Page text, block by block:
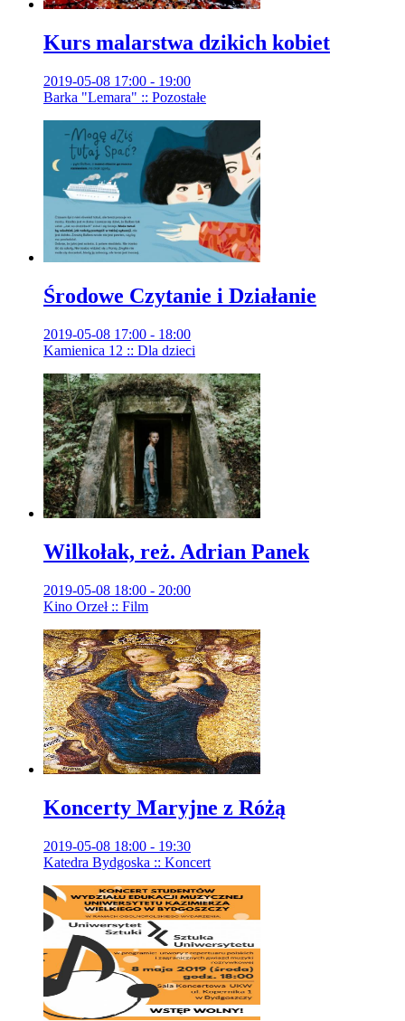
Kurs malarstwa dzikich kobiet
2019-05-08 17:00 - 19:00
Barka "Lemara" :: Pozostałe
Środowe Czytanie i Działanie
2019-05-08 17:00 - 18:00
Kamienica 12 :: Dla dzieci
Wilkołak, reż. Adrian Panek
2019-05-08 18:00 - 20:00
Kino Orzeł :: Film
Koncerty Maryjne z Różą
2019-05-08 18:00 - 19:30
Katedra Bydgoska :: Koncert